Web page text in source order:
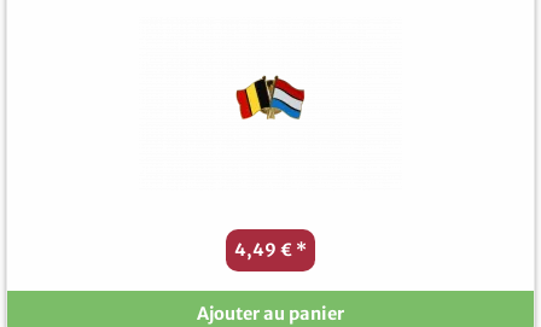
4,49 € *
Ajouter au panier